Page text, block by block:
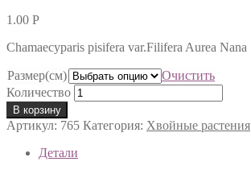
1.00 Р
Chamaecyparis pisifera var.Filifera Aurea Nana
Размер(см)
Очистить
Количество
В корзину
Артикул: 765 Категория: Хвойные растения
Детали